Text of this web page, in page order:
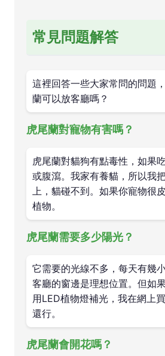
常見問題解答
這裡回答一些大家常問的問題
蘭可以放客廳嗎？
虎尾蘭對寵物有害嗎？
虎尾蘭對貓狗有點毒性，如果
或腹瀉。我家有養貓，所以我
上，貓碰不到。如果你寵物很
植物。
虎尾蘭需要多少陽光？
它需要的光線不多，每天有幾
客廳的窗邊是理想位置。但如
用LED植物燈補光，我在網上
還行。
虎尾蘭會開花嗎？